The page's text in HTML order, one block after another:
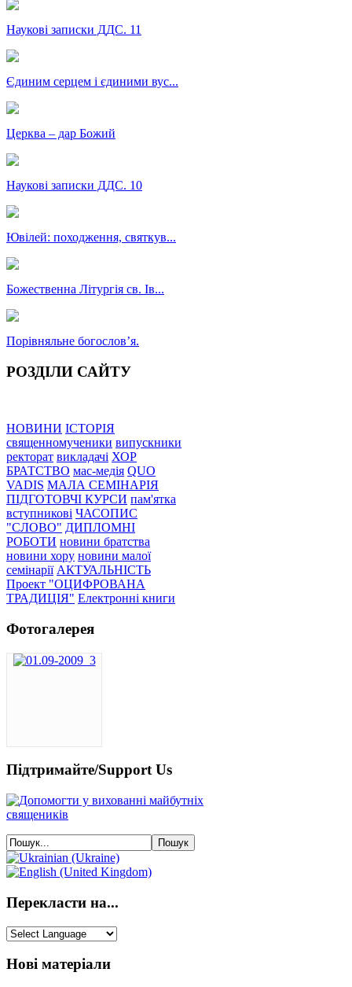
Наукові записки ДДС. 11
Єдиним серцем і єдиними вус...
Церква – дар Божий
Наукові записки ДДС. 10
Ювілей: походження, святкув...
Божественна Літургія св. Ів...
Порівняльне богословʼя.
РОЗДІЛИ САЙТУ
НОВИНИ ІСТОРІЯ
священномученики випускники
ректорат викладачі ХОР
БРАТСТВО мас-медія QUO
VADIS МАЛА СЕМІНАРІЯ
ПІДГОТОВЧІ КУРСИ пам'ятка
вступникові ЧАСОПИС
"СЛОВО" ДИПЛОМНІ
РОБОТИ новини братства
новини хору новини малої
семінарії АКТУАЛЬНІСТЬ
Проект "ОЦИФРОВАНА
ТРАДИЦІЯ" Електронні книги
Фотогалерея
Підтримайте/Support Us
Перекласти на...
Нові матеріали